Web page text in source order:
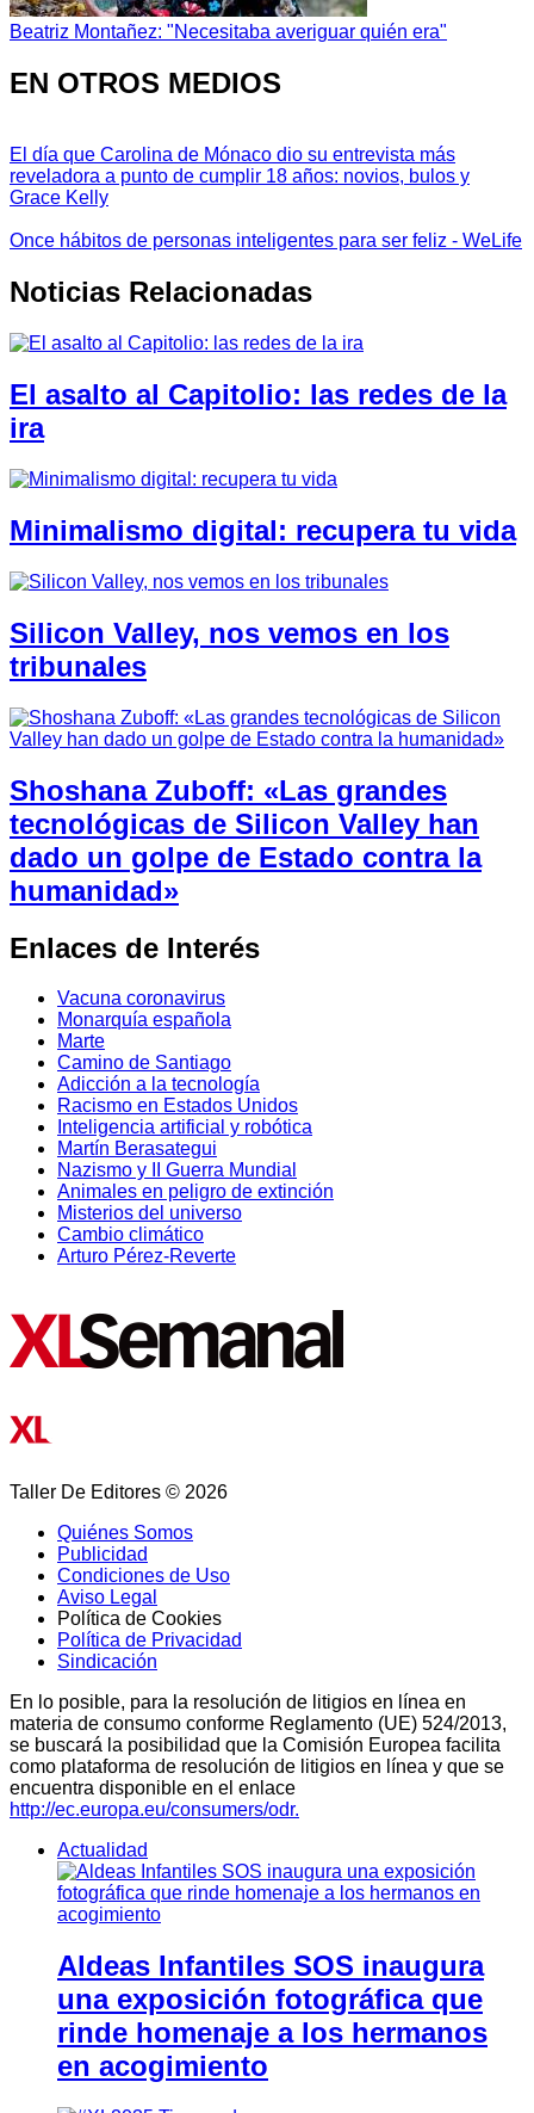
Beatriz Montañez: "Necesitaba averiguar quién era"
EN OTROS MEDIOS
El día que Carolina de Mónaco dio su entrevista más
reveladora a punto de cumplir 18 años: novios, bulos y
Grace Kelly
Once hábitos de personas inteligentes para ser feliz - WeLife
Noticias Relacionadas
El asalto al Capitolio: las redes de la
ira
Minimalismo digital: recupera tu vida
Silicon Valley, nos vemos en los
tribunales
Shoshana Zuboff: «Las grandes
tecnológicas de Silicon Valley han
dado un golpe de Estado contra la
humanidad»
Enlaces de Interés
Vacuna coronavirus
Monarquía española
Marte
Camino de Santiago
Adicción a la tecnología
Racismo en Estados Unidos
Inteligencia artificial y robótica
Martín Berasategui
Nazismo y II Guerra Mundial
Animales en peligro de extinción
Misterios del universo
Cambio climático
Arturo Pérez-Reverte
Taller De Editores © 2026
Quiénes Somos
Publicidad
Condiciones de Uso
Aviso Legal
Política de Cookies
Política de Privacidad
Sindicación
En lo posible, para la resolución de litigios en línea en
materia de consumo conforme Reglamento (UE) 524/2013,
se buscará la posibilidad que la Comisión Europea facilita
como plataforma de resolución de litigios en línea y que se
encuentra disponible en el enlace
http://ec.europa.eu/consumers/odr.
Actualidad
Aldeas Infantiles SOS inaugura
una exposición fotográfica que
rinde homenaje a los hermanos
en acogimiento